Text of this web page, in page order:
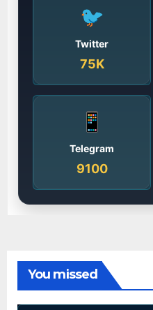
🐦
Twitter
75K
📱
Telegram
9100
You missed